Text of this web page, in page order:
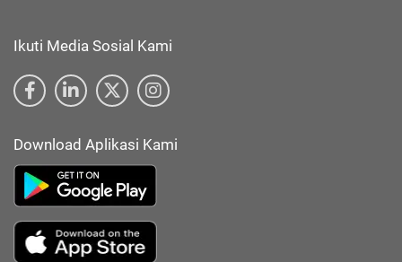
Ikuti Media Sosial Kami
Download Aplikasi Kami